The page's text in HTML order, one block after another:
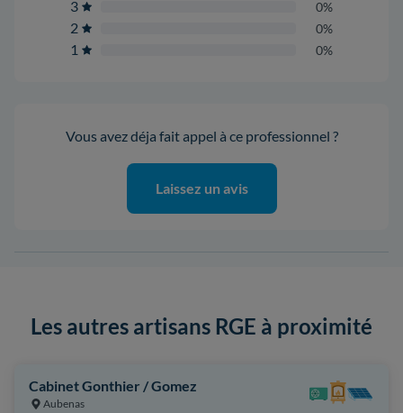
3 0%
2 0%
1 0%
Vous avez déja fait appel à ce professionnel ?
Laissez un avis
Les autres artisans RGE à proximité
Cabinet Gonthier / Gomez
Aubenas